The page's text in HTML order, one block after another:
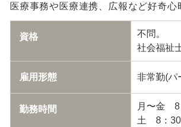
医療事務や医療連携、広報など好奇心
資格
不問。
社会福祉
雇用形態 非常勤(パ
勤務時間
月〜金 8
土 8：30